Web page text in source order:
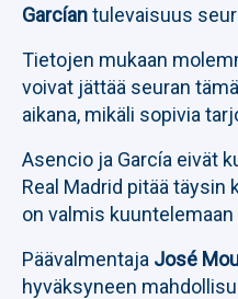
Garcíantulevaisuus
Tietojen mukaan
voivat jättää seuran
aikana, mikäli sopivia
Asencio ja García eivät
Real Madrid pitää
on valmis
Päävalmentaja José
hyväksyneen